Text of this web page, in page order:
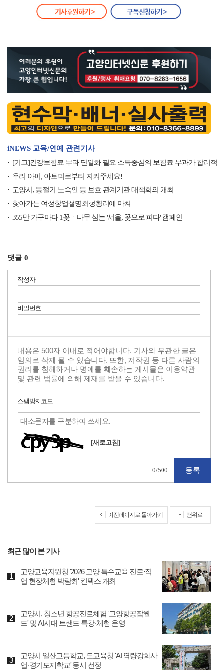
iNEWS 교육/연예 관련기사
[기고]건강보험료 부과 단일화 필요 소득중심의 보험료 부과가 합리적
우리 아이, 아토피로부터 지켜주세요!
고양시, 동절기 노숙인 등 보호 관계기관 대책회의 개최
찾아가는 여성창업설명회성황리에 마쳐
355만 가구마다 1꽃ㆍ나무 심는 '서울, 꽃으로 피다' 캠페인
댓글 0
작성자
비밀번호
스팸방지코드
[새로고침]
0/500
이전페이지로 돌아가기 맨위로
최근 많이 본 기사
고양교육지원청 '2026 고양 특수교육 진로·직
업 현장체험 박람회' 킨텍스 개최
고양시, 청소년 항공진로체험 '고양항공잡월
드' 및 AI시대 트랜드 특강·체험 운영
고양시 일산고등학교, 도교육청 'AI 역량강화사
업·경기도제학교' 동시 선정